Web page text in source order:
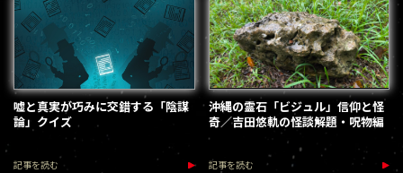
嘘と真実が巧みに交錯する「陰謀
論」クイズ
記事を読む
沖縄の霊石「ビジュル」信仰と怪
奇／吉田悠軌の怪談解題・呪物編
記事を読む